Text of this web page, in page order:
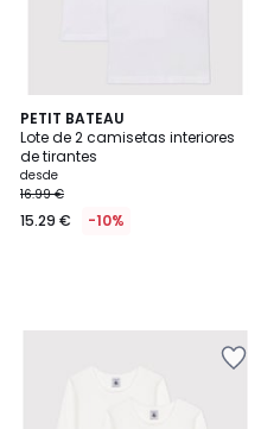
PETIT BATEAU
Lote de 2 camisetas interiores
de tirantes
desde
16.99 €
15.29 € -10%